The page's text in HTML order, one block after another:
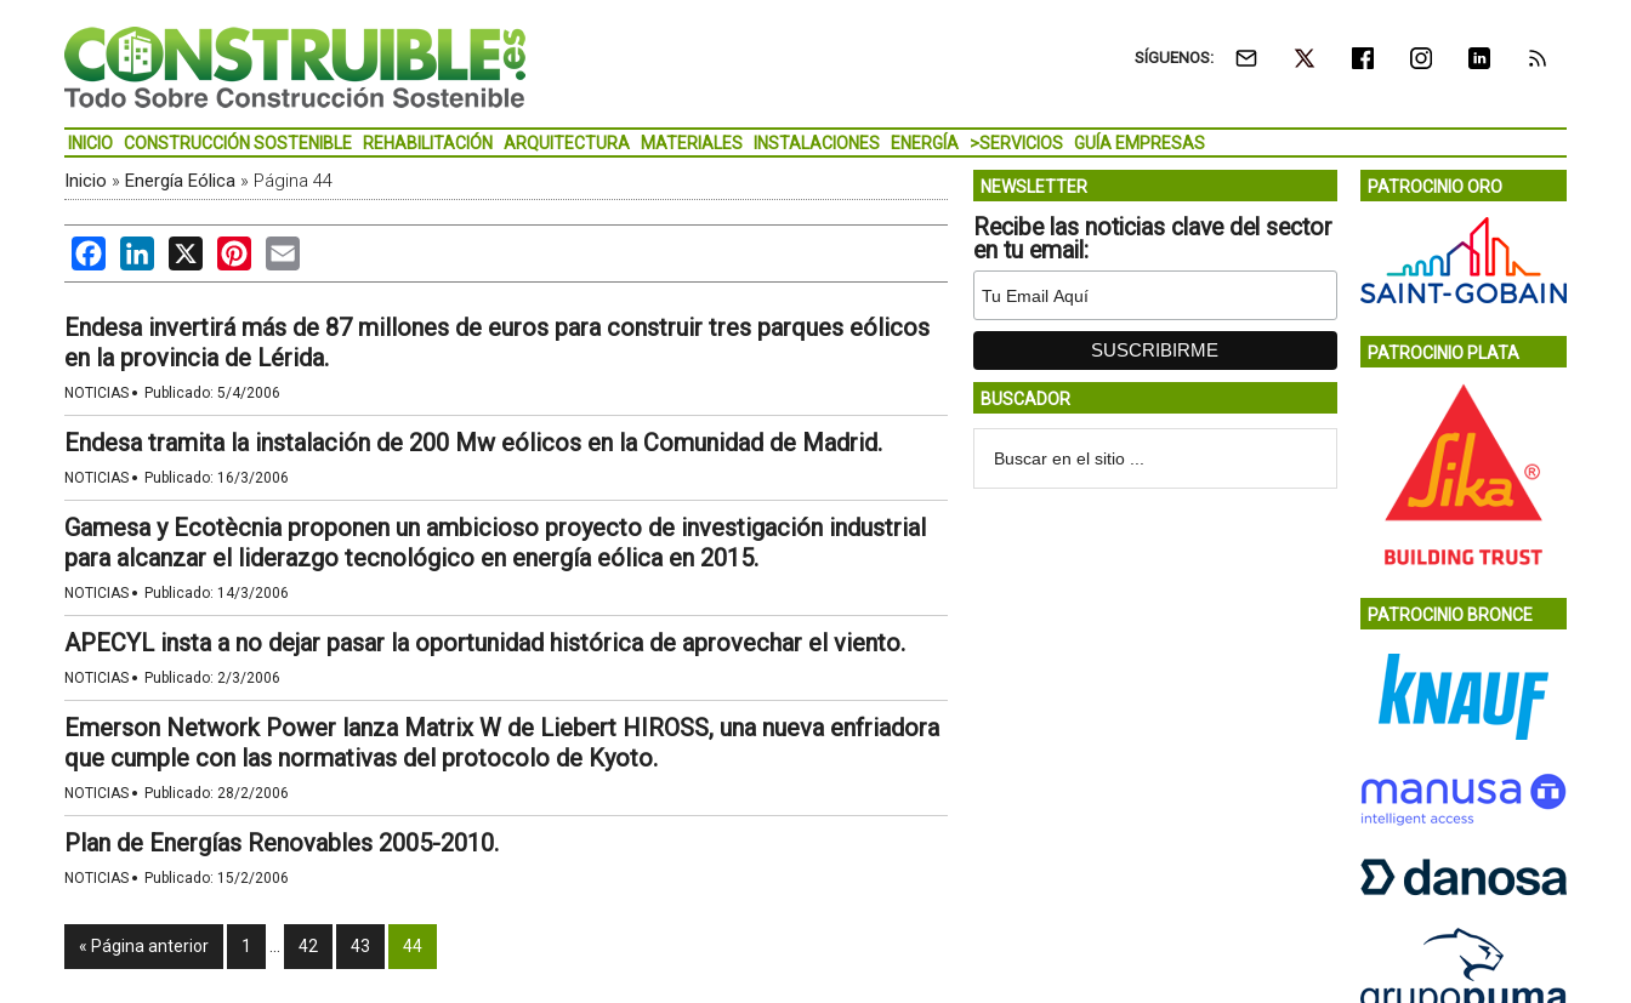
SÍGUENOS:
INICIO CONSTRUCCIÓN SOSTENIBLE REHABILITACIÓN ARQUITECTURA MATERIALES INSTALACIONES ENERGÍA >SERVICIOS GUÍA EMPRESAS
Inicio » Energía Eólica» Página 44
FacebookLinkedIn
X PinterestEmail
Endesa invertirá más de 87 millones de euros para construir tres parques eólicos
en la provincia de Lérida.
NOTICIAS · Publicado: 5/4/2006
Endesa tramita la instalación de 200 Mw eólicos en la Comunidad de Madrid.
NOTICIAS · Publicado: 16/3/2006
Gamesa y Ecotècnia proponen un ambicioso proyecto de investigación industrial
para alcanzar el liderazgo tecnológico en energía eólica en 2015.
NOTICIAS · Publicado: 14/3/2006
APECYL insta a no dejar pasar la oportunidad histórica de aprovechar el viento.
NOTICIAS · Publicado: 2/3/2006
Emerson Network Power lanza Matrix W de Liebert HIROSS, una nueva enfriadora
que cumple con las normativas del protocolo de Kyoto.
NOTICIAS · Publicado: 28/2/2006
Plan de Energías Renovables 2005-2010.
NOTICIAS · Publicado: 15/2/2006
« Página anterior 1 42 43 44
NEWSLETTER
Recibe las noticias clave del sector
en tu email:
BUSCADOR
PATROCINIO ORO
PATROCINIO PLATA
PATROCINIO BRONCE